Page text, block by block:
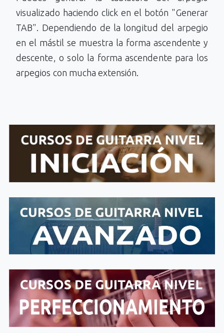
visualizado haciendo click en el botón "Generar
TAB". Dependiendo de la longitud del arpegio
en el mástil se muestra la forma ascendente y
descente, o solo la forma ascendente para los
arpegios con mucha extensión.